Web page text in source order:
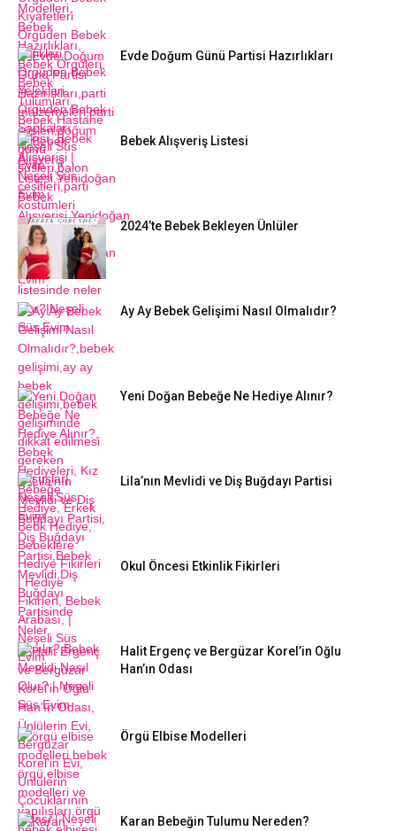
Evde Doğum Günü Partisi Hazırlıkları
Bebek Alışveriş Listesi
2024’te Bebek Bekleyen Ünlüler
Ay Ay Bebek Gelişimi Nasıl Olmalıdır?
Yeni Doğan Bebeğe Ne Hediye Alınır?
Lila’nın Mevlidi ve Diş Buğdayı Partisi
Okul Öncesi Etkinlik Fikirleri
Halit Ergenç ve Bergüzar Korel’in Oğlu
Han’ın Odası
Örgü Elbise Modelleri
Karan Bebeğin Tulumu Nereden?